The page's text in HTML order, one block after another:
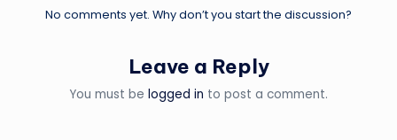
No comments yet. Why don’t you start the discussion?
Leave a Reply
You must be logged in to post a comment.